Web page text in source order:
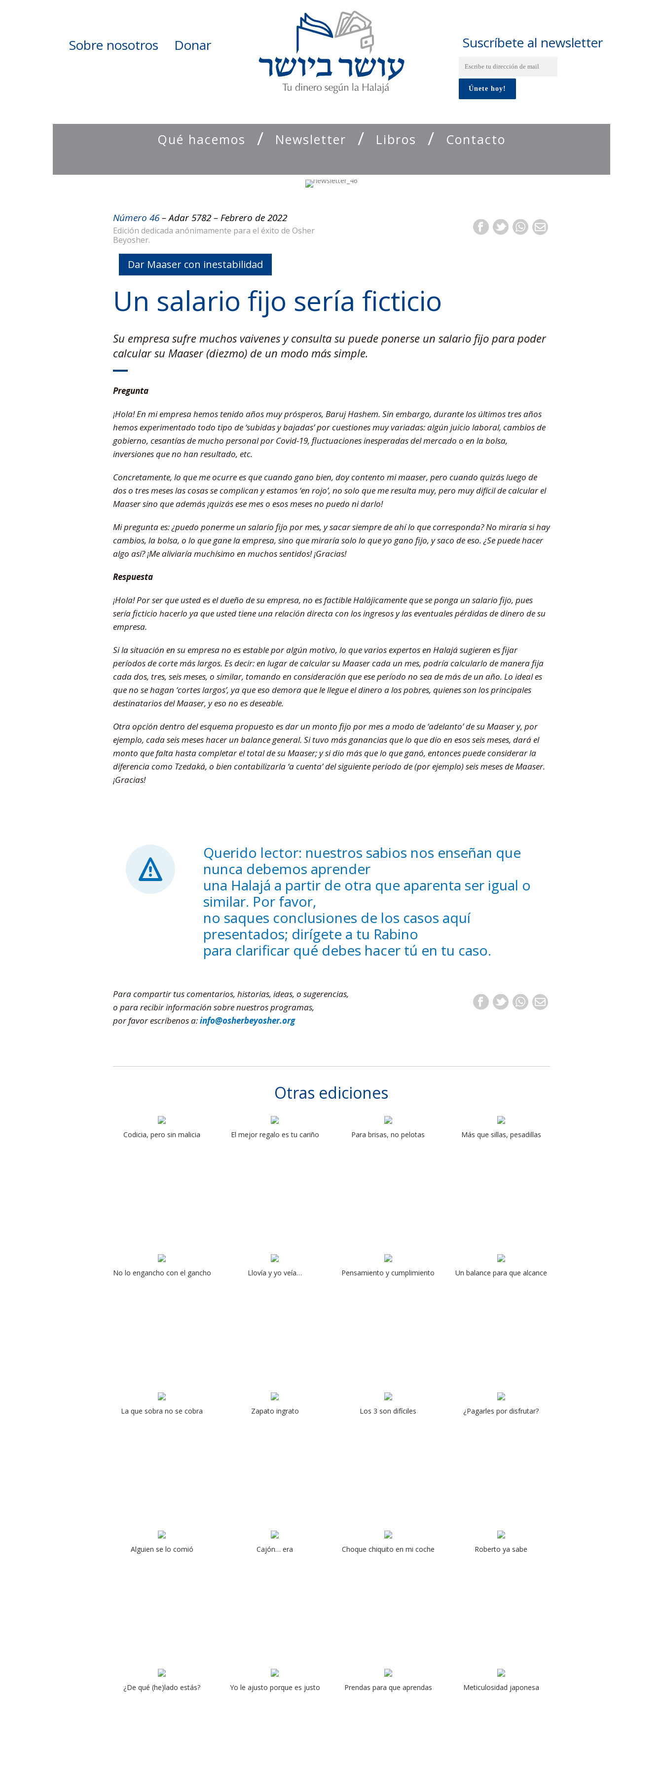
Sobre nosotros Donar Suscríbete al newsletter
Qué hacemos Newsletter Libros Contacto
Número 46– Adar 5782 – Febrero de 2022
Edición dedicada anónimamente para el éxito de Osher
Beyosher.
Dar Maaser con inestabilidad
Un salario fijo sería ficticio
Su empresa sufre muchos vaivenes y consulta su puede ponerse un salario fijo para poder
calcular su Maaser (diezmo) de un modo más simple.
Pregunta
¡Hola! En mi empresa hemos tenido años muy prósperos, Baruj Hashem. Sin embargo, durante los últimos tres años
hemos experimentado todo tipo de ‘subidas y bajadas’ por cuestiones muy variadas: algún juicio laboral, cambios de
gobierno, cesantías de mucho personal por Covid-19, fluctuaciones inesperadas del mercado o en la bolsa,
inversiones que no han resultado, etc.
Concretamente, lo que me ocurre es que cuando gano bien, doy contento mi maaser, pero cuando quizás luego de
dos o tres meses las cosas se complican y estamos ‘en rojo’, no solo que me resulta muy, pero muy difícil de calcular el
Maaser sino que además ¡quizás ese mes o esos meses no puedo ni darlo!
Mi pregunta es: ¿puedo ponerme un salario fijo por mes, y sacar siempre de ahí lo que corresponda? No miraría si hay
cambios, la bolsa, o lo que gane la empresa, sino que miraría solo lo que yo gano fijo, y saco de eso. ¿Se puede hacer
algo así? ¡Me aliviaría muchísimo en muchos sentidos! ¡Gracias!
Respuesta
¡Hola! Por ser que usted es el dueño de su empresa, no es factible Halájicamente que se ponga un salario fijo, pues
sería ficticio hacerlo ya que usted tiene una relación directa con los ingresos y las eventuales pérdidas de dinero de su
empresa.
Si la situación en su empresa no es estable por algún motivo, lo que varios expertos en Halajá sugieren es fijar
períodos de corte más largos. Es decir: en lugar de calcular su Maaser cada un mes, podría calcularlo de manera fija
cada dos, tres, seis meses, o similar, tomando en consideración que ese período no sea de más de un año. Lo ideal es
que no se hagan ‘cortes largos’, ya que eso demora que le llegue el dinero a los pobres, quienes son los principales
destinatarios del Maaser, y eso no es deseable.
Otra opción dentro del esquema propuesto es dar un monto fijo por mes a modo de ‘adelanto’ de su Maaser y, por
ejemplo, cada seis meses hacer un balance general. Si tuvo más ganancias que lo que dio en esos seis meses, dará el
monto que falta hasta completar el total de su Maaser; y si dio más que lo que ganó, entonces puede considerar la
diferencia como Tzedaká, o bien contabilizarla ‘a cuenta’ del siguiente período de (por ejemplo) seis meses de Maaser.
¡Gracias!
Querido lector: nuestros sabios nos enseñan que
nunca debemos aprender
una Halajá a partir de otra que aparenta ser igual o
similar. Por favor,
no saques conclusiones de los casos aquí
presentados; dirígete a tu Rabino
para clarificar qué debes hacer tú en tu caso.
Para compartir tus comentarios, historias, ideas, o sugerencias,
o para recibir información sobre nuestros programas,
por favor escríbenos a:info@osherbeyosher.org
Otras ediciones
Codicia, pero sin malicia El mejor regalo es tu cariño Para brisas, no pelotas Más que sillas, pesadillas
No lo engancho con el gancho Llovía y yo veía… Pensamiento y cumplimiento Un balance para que alcance
La que sobra no se cobra Zapato ingrato Los 3 son difíciles ¿Pagarles por disfrutar?
Alguien se lo comió Cajón… era Choque chiquito en mi coche Roberto ya sabe
¿De qué (he)lado estás? Yo le ajusto porque es justo Prendas para que aprendas Meticulosidad japonesa